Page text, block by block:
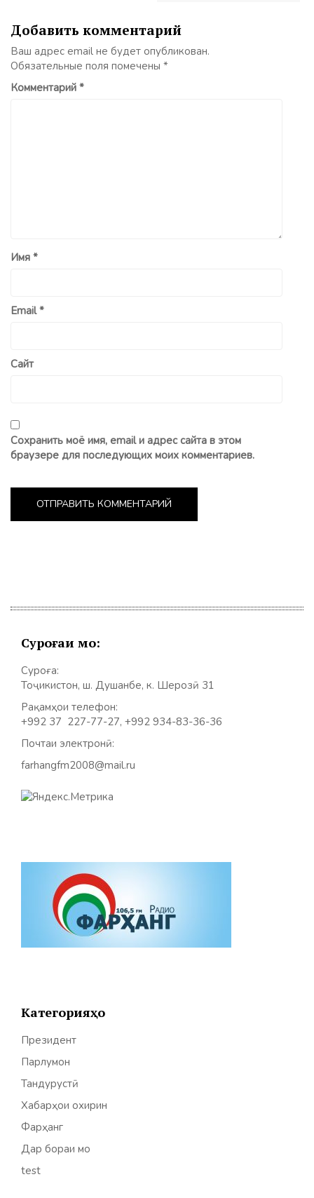
Добавить комментарий
Ваш адрес email не будет опубликован.
Обязательные поля помечены *
Комментарий *
Имя *
Email*
Сайт
Сохранить моё имя, email и адрес сайта в этом
браузере для последующих моих комментариев.
Суроғаи мо:
Суроға:
Тоҷикистон, ш. Душанбе, к. Шерозӣ 31
Рақамҳои телефон:
+992 37 227-77-27, +992 934-83-36-36
Почтаи электронӣ:
farhangfm2008@mail.ru
Категорияҳо
Президент
Парлумон
Тандурустӣ
Хабарҳои охирин
Фарҳанг
Дар бораи мо
test